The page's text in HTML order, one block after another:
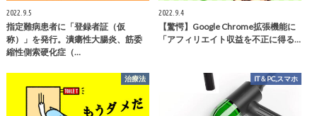
2022.9.5
指定難病患者に「登録者証（仮
称）」を発行。潰瘍性大腸炎、筋委
縮性側索硬化症（…
2022.9.4
【驚愕】Google Chrome拡張機能に
「アフィリエイト収益を不正に得る…
治療法 IT＆PC,スマホ